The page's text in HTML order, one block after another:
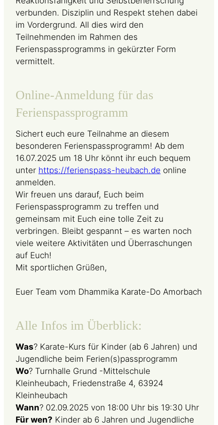
verbunden. Disziplin und Respekt stehen dabei
im Vordergrund. All dies wird den
Teilnehmenden im Rahmen des
Ferienspassprogramms in gekürzter Form
vermittelt.
Online-Anmeldung für das
Ferienspassprogramm
Sichert euch eure Teilnahme an diesem
besonderen Ferienspassprogramm! Ab dem
16.07.2025 um 18 Uhr könnt ihr euch bequem
unter https://ferienspass-heubach.de online
anmelden.
Wir freuen uns darauf, Euch beim
Ferienspassprogramm zu treffen und
gemeinsam mit Euch eine tolle Zeit zu
verbringen. Bleibt gespannt – es warten noch
viele weitere Aktivitäten und Überraschungen
auf Euch!
Mit sportlichen Grüßen,
Euer Team vom Dhammika Karate-Do Amorbach
Alle Infos im Überblick:
Was? Karate-Kurs für Kinder (ab 6 Jahren) und
Jugendliche beim Ferien(s)passprogramm
Wo? Turnhalle Grund -Mittelschule
Kleinheubach, Friedenstraße 4, 63924
Kleinheubach
Wann? 02.09.2025 von 18:00 Uhr bis 19:30 Uhr
Für wen? Kinder ab 6 Jahren und Jugendliche